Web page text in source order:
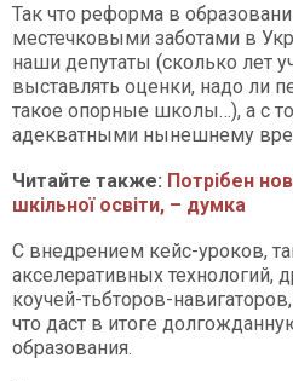
Так что реформа в
местечковыми заботами в
наши депутаты (сколько лет
выставлять оценки, надо ли
такое опорные школы…), а с
адекватными нынешнему
Читайте также: Потрібен
шкільної освіти, – думка
С внедрением кейс-уроков,
акселеративных технологий,
коучей-тьбторов-
что даст в итоге
образования.